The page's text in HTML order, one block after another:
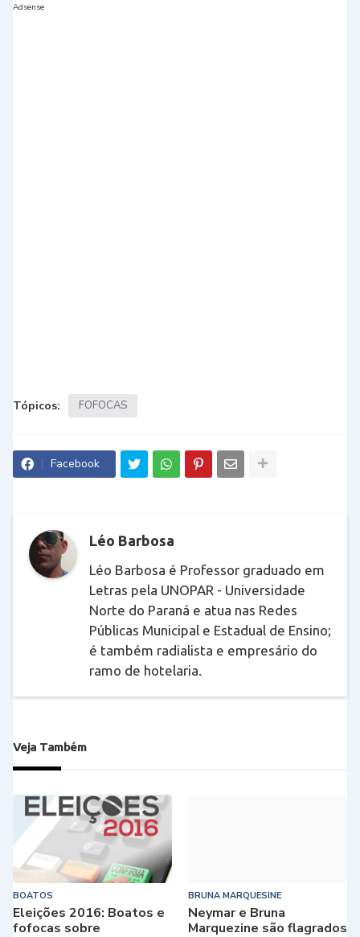
Adsense
Tópicos: FOFOCAS
Facebook
Léo Barbosa
Léo Barbosa é Professor graduado em
Letras pela UNOPAR - Universidade
Norte do Paraná e atua nas Redes
Públicas Municipal e Estadual de Ensino;
é também radialista e empresário do
ramo de hotelaria.
Veja Também
BOATOS
Eleições 2016: Boatos e
fofocas sobre
BRUNA MARQUESINE
Neymar e Bruna
Marquezine são flagrados